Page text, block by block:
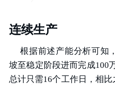
连续生产
根据前述产能分析可知
坡至稳定阶段进而完成100
总计只需16个工作日，相